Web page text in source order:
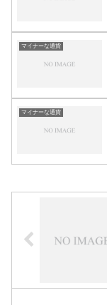
マイナーな通貨
マイナーな通貨